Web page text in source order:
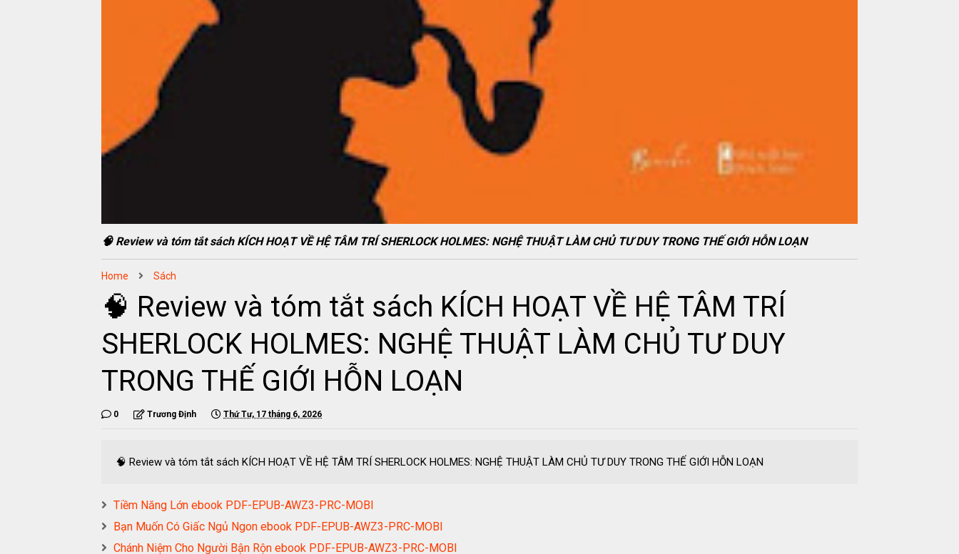
🧠 Review và tóm tắt sách KÍCH HOẠT VỀ HỆ TÂM TRÍ SHERLOCK HOLMES: NGHỆ THUẬT LÀM CHỦ TƯ DUY TRONG THẾ GIỚI HỖN LOẠN
Home Sách
🧠 Review và tóm tắt sách KÍCH HOẠT VỀ HỆ TÂM TRÍ
SHERLOCK HOLMES: NGHỆ THUẬT LÀM CHỦ TƯ DUY
TRONG THẾ GIỚI HỖN LOẠN
0 Trương Định Thứ Tư, 17 tháng 6, 2026
🧠 Review và tóm tắt sách KÍCH HOẠT VỀ HỆ TÂM TRÍ SHERLOCK HOLMES: NGHỆ THUẬT LÀM CHỦ TƯ DUY TRONG THẾ GIỚI HỖN LOẠN
Tiềm Năng Lớn ebook PDF-EPUB-AWZ3-PRC-MOBI
Bạn Muốn Có Giấc Ngủ Ngon ebook PDF-EPUB-AWZ3-PRC-MOBI
Chánh Niệm Cho Người Bận Rộn ebook PDF-EPUB-AWZ3-PRC-MOBI